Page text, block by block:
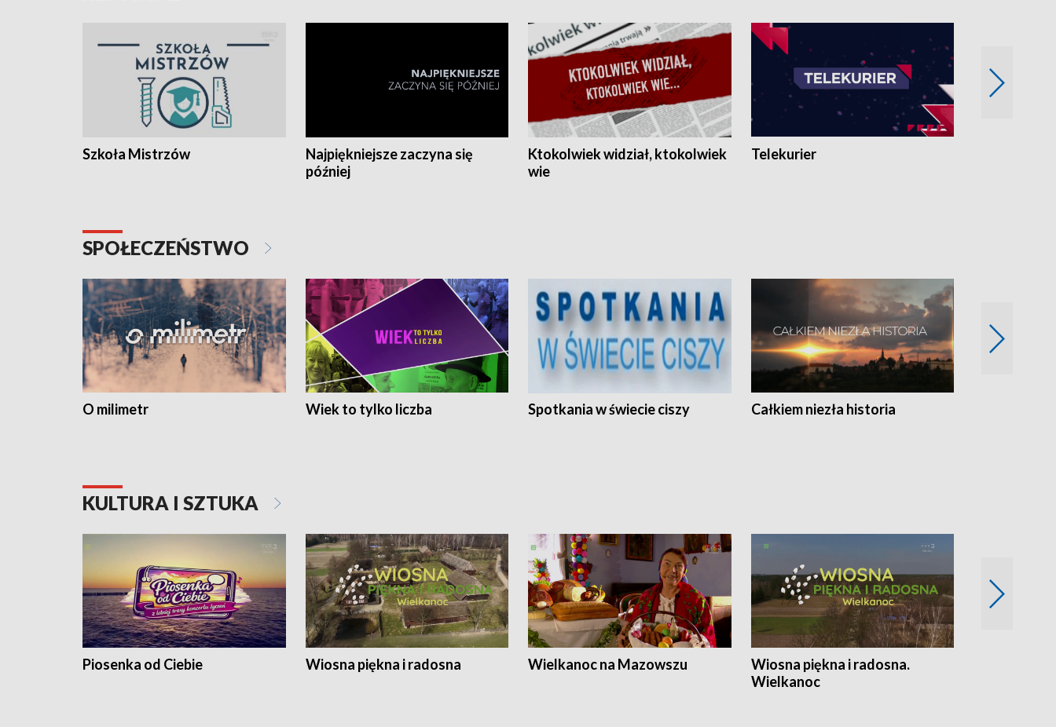
Szkoła Mistrzów
Najpiękniejsze zaczyna się
później
Ktokolwiek widział, ktokolwiek
wie
Telekurier
SPOŁECZEŃSTWO
O milimetr Wiek to tylko liczba Spotkania w świecie ciszy Całkiem niezła historia
KULTURA I SZTUKA
Piosenka od Ciebie Wiosna piękna i radosna Wielkanoc na Mazowszu
Wiosna piękna i radosna.
Wielkanoc